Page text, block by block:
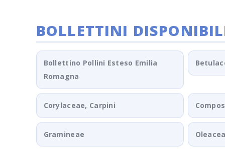
BOLLETTINI
Bollettino Pollini Esteso Emilia
Romagna
Corylaceae, Carpini
Gramineae